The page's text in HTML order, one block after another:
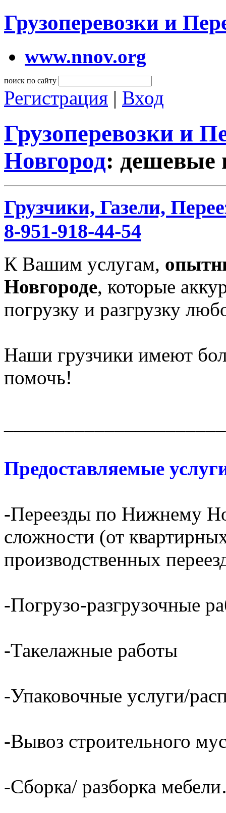
Грузоперевозки и
www.nnov.org
поиск по сайту
Регистрация | Вход
Грузоперевозки и
Новгород: дешевые
Грузчики, Газели,
8-951-918-44-54
К Вашим услугам,
Новгороде, которые
погрузку и разгрузку
Наши грузчики имеют
помочь!
Предоставляемые
-Переезды по Нижнему
сложности (от
производственных
-Погрузо-разгрузочные
-Такелажные работы
-Упаковочные услуги/
-Вывоз строительного
-Сборка/ разборка